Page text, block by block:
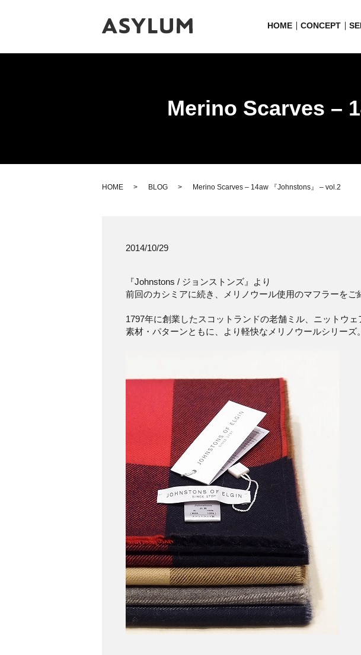
HOME CONCEPT
Merino Scarves –
HOME BLOG Merino Scarves – 14aw 『Johnstons』 – vol.2
2014/10/29
『Johnstons / ジョンストンズ』より
前回のカシミアに続き、メリノウール使用のマフラーをご
1797年に創業したスコットランドの老舗ミル、ニットウェ
素材・パターンともに、より軽快なメリノウールシリーズ